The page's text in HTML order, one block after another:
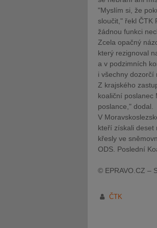
"Myslím si, že
sloučit," řekl ČTK
žádnou funkci
Zcela opačný
který rezignoval
a v podzimních
i všechny dozorčí
Z krajského
koaliční poslanec
poslance," dodal.
V
kteří získali deset
křesly ve
ODS. Poslední
© EPRAVO.CZ –
ČTK
JUDr. Tomáš Nielsen